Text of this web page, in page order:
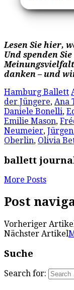
Lesen Sie hier,
Und spenden
danken – und
Hamburg Ballett
der Jüngere, Ana
Daniele Bonelli,
Emilie Mason,
Neumeier, Jürgen
Oberlin, Olivia
ballett
More Posts
Post
Vorheriger
Nächster Artikel
Suche
Search for: